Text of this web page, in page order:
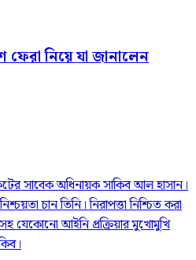
নিয়ে যা জানালেন
সাবেক অধিনায়ক সাকিব আল হাসান।
চান তিনি। নিরাপত্তা নিশ্চিত করা
যেকোনো আইনি প্রক্রিয়ার মুখোমুখি